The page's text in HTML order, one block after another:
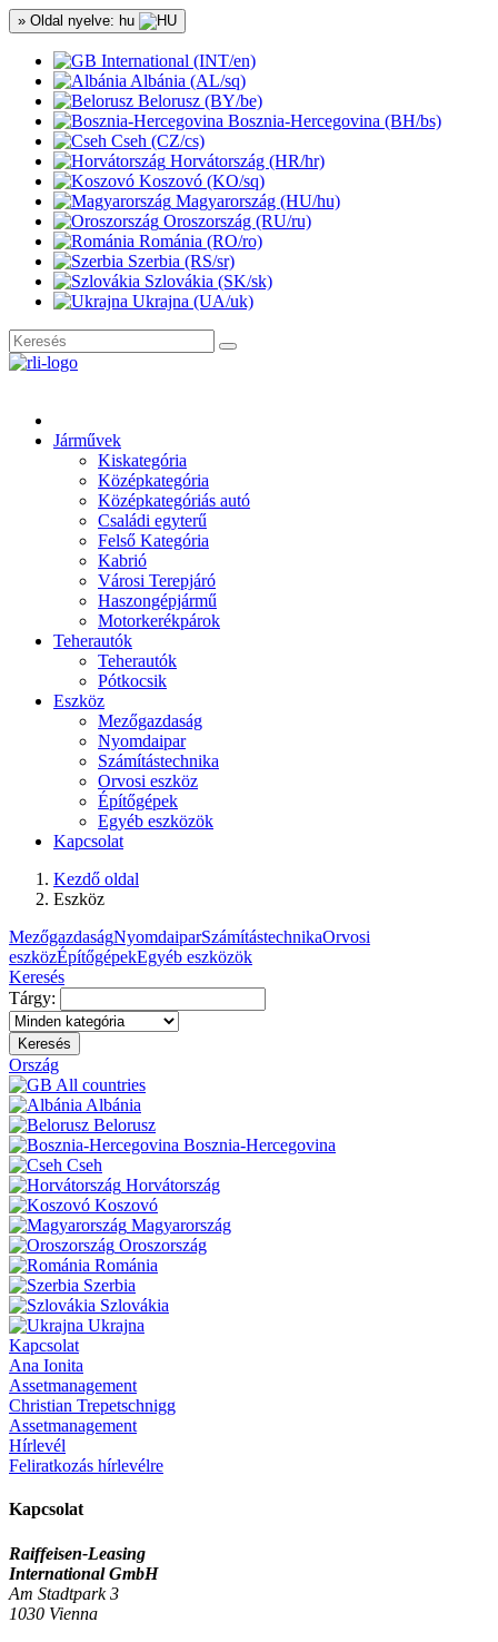
» Oldal nyelve: hu
International (INT/en)
Albánia (AL/sq)
Belorusz (BY/be)
Bosznia-Hercegovina (BH/bs)
Cseh (CZ/cs)
Horvátország (HR/hr)
Koszovó (KO/sq)
Magyarország (HU/hu)
Oroszország (RU/ru)
Románia (RO/ro)
Szerbia (RS/sr)
Szlovákia (SK/sk)
Ukrajna (UA/uk)
Járművek
Kiskategória
Középkategória
Középkategóriás autó
Családi egyterű
Felső Kategória
Kabrió
Városi Terepjáró
Haszongépjármű
Motorkerékpárok
Teherautók
Teherautók
Pótkocsik
Eszköz
Mezőgazdaság
Nyomdaipar
Számítástechnika
Orvosi eszköz
Építőgépek
Egyéb eszközök
Kapcsolat
Kezdő oldal
Eszköz
MezőgazdaságNyomdaiparSzámítástechnikaOrvosi
eszközÉpítőgépekEgyéb eszközök
Keresés
Tárgy:
Keresés
Ország
All countries
Albánia
Belorusz
Bosznia-Hercegovina
Cseh
Horvátország
Koszovó
Magyarország
Oroszország
Románia
Szerbia
Szlovákia
Ukrajna
Kapcsolat
Ana Ionita
Assetmanagement
Christian Trepetschnigg
Assetmanagement
Hírlevél
Feliratkozás hírlevélre
Kapcsolat
Raiffeisen-Leasing
International GmbH
Am Stadtpark 3
1030 Vienna